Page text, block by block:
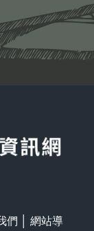
們
網站導